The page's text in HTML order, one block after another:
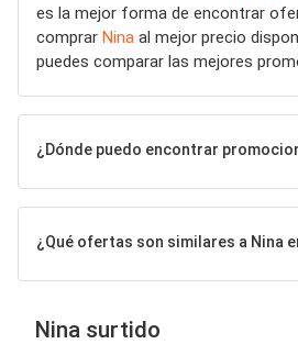
es la mejor forma de encontrar
comprar Nina al mejor precio
puedes comparar las mejores
¿Dónde puedo encontrar
¿Qué ofertas son similares a Nina
Nina surtido